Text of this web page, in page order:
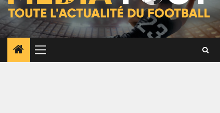
Menu
principal